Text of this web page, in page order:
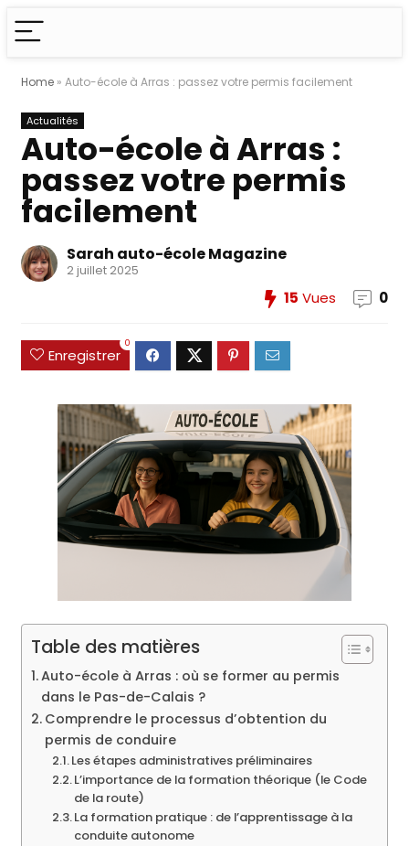
Home » Auto-école à Arras : passez votre permis facilement
Actualités
Auto-école à Arras :
passez votre permis
facilement
Sarah auto-école Magazine
2 juillet 2025
15 Vues 0
Enregistrer
0
Table des matières
Auto-école à Arras : où se former au permis
dans le Pas-de-Calais ?
Comprendre le processus d’obtention du
permis de conduire
Les étapes administratives préliminaires
L’importance de la formation théorique (le Code
de la route)
La formation pratique : de l’apprentissage à la
conduite autonome